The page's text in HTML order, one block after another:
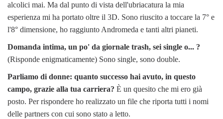
alcolici mai. Ma dal punto di vista dell'ubriacatura la mia
esperienza mi ha portato oltre il 3D. Sono riuscito a toccare la 7° e
l'8° dimensione, ho raggiunto Andromeda e tanti altri pianeti.
Domanda intima, un po' da giornale trash, sei single o... ?
(Risponde enigmaticamente) Sono single, sono double.
Parliamo di donne: quanto successo hai avuto, in questo
campo, grazie alla tua carriera? È un quesito che mi ero già
posto. Per rispondere ho realizzato un file che riporta tutti i nomi
delle partners con cui sono stato a letto.